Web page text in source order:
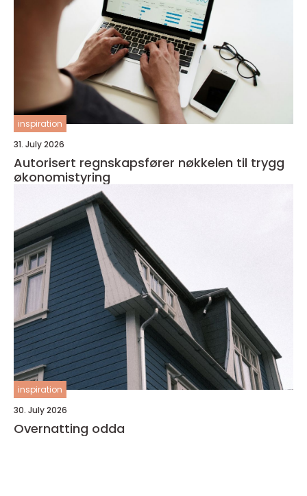
inspiration
31. July 2026
Autorisert regnskapsfører nøkkelen til trygg
økonomistyring
inspiration
30. July 2026
Overnatting odda